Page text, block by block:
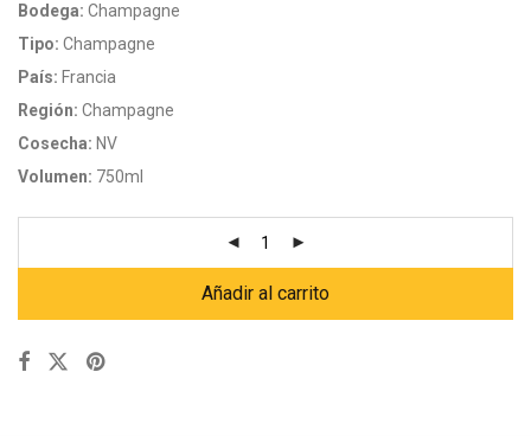
Bodega: Champagne
Tipo: Champagne
País: Francia
Región: Champagne
Cosecha: NV
Volumen: 750ml
Añadir al carrito